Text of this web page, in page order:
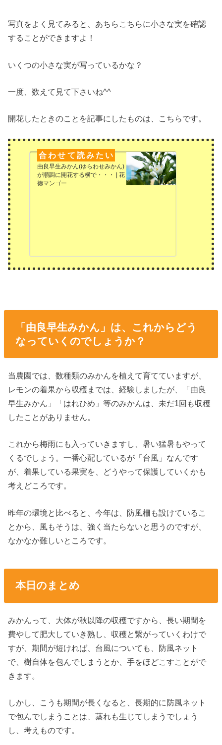
写真をよく見てみると、あちらこちらに小さな実を確認
することができますよ！
いくつの小さな実が写っているかな？
一度、数えて見て下さいね^^
開花したときのことを記事にしたものは、こちらです。
由良早生みかん(ゆらわせみかん)
が順調に開花する横で・・・ | 花
徳マンゴー
「由良早生みかん」は、これからどう
なっていくのでしょうか？
当農園では、数種類のみかんを植えて育てていますが、
レモンの着果から収穫までは、経験しましたが、「由良
早生みかん」「はれひめ」等のみかんは、未だ1回も収穫
したことがありません。
これから梅雨にも入っていきますし、暑い猛暑もやって
くるでしょう。一番心配しているが「台風」なんです
が、着果している果実を、どうやって保護していくかも
考えどころです。
昨年の環境と比べると、今年は、防風柵も設けているこ
とから、風もそうは、強く当たらないと思うのですが、
なかなか難しいところです。
本日のまとめ
みかんって、大体が秋以降の収穫ですから、長い期間を
費やして肥大していき熟し、収穫と繋がっていくわけで
すが、期間が短ければ、台風についても、防風ネット
で、樹自体を包んでしまうとか、手をほどこすことがで
きます。
しかし、こうも期間が長くなると、長期的に防風ネット
で包んでしまうことは、蒸れも生じてしまうでしょう
し、考えものです。